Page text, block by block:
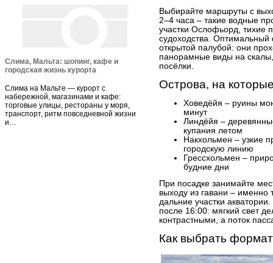
Слима, Мальта: шопинг, кафе и
городская жизнь курорта
Слима на Мальте — курорт с
набережной, магазинами и кафе:
торговые улицы, рестораны у моря,
транспорт, ритм повседневной жизни
и…
Выбирайте маршруты с
2–4 часа – такие водные
участки Ослофьорд, тихие
судоходства.
открытой палубой: они
панорамные виды на
посёлки.
Острова, на
Ховедёйя – руины
минут
Линдёйя –
купания летом
Накхольмен – узкие
городскую линию
Грессхольмен –
будние дни
При посадке занимайте
выходу из гавани –
дальние участки
после 16:00: мягкий свет
контрастными, а поток
Как выбрать